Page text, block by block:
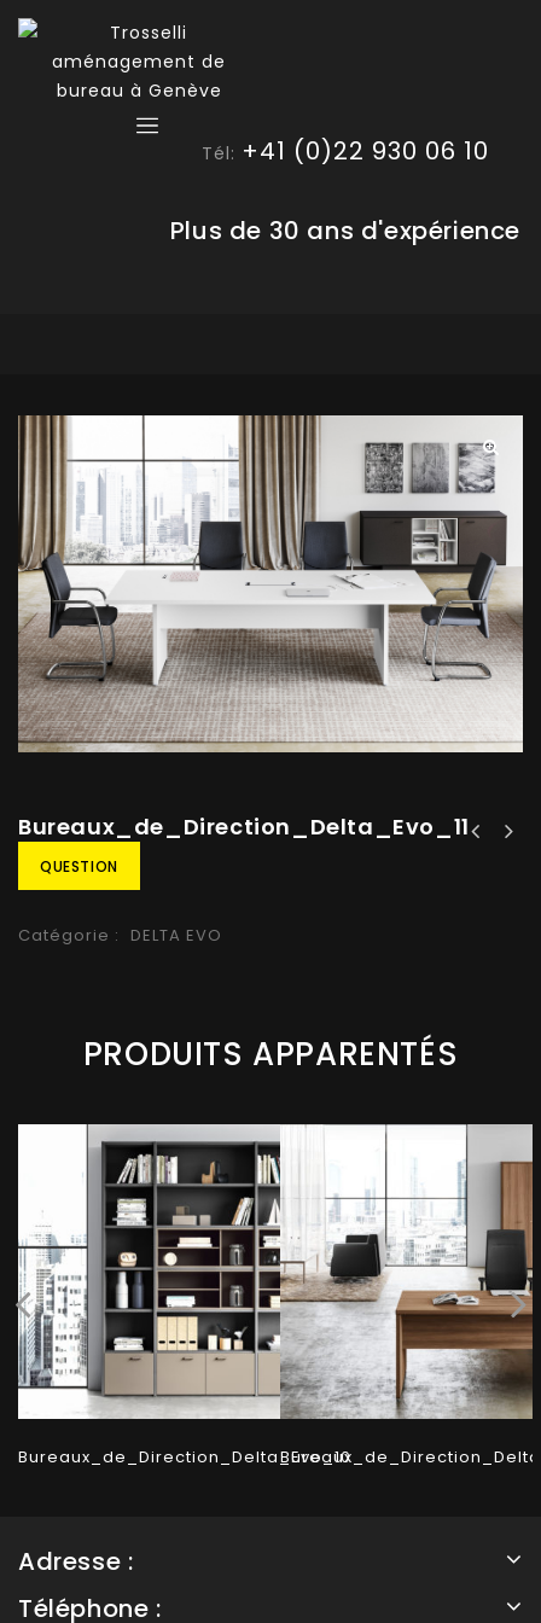
Tél: +41 (0)22 930 06 10
Plus de 30 ans d'expérience
🔍
Bureaux_de_Direction_Delta_Evo_11
QUESTION
Catégorie : DELTA EVO
PRODUITS APPARENTÉS
Bureaux_de_Direction_Delta_Evo_10
Adresse :
Téléphone :